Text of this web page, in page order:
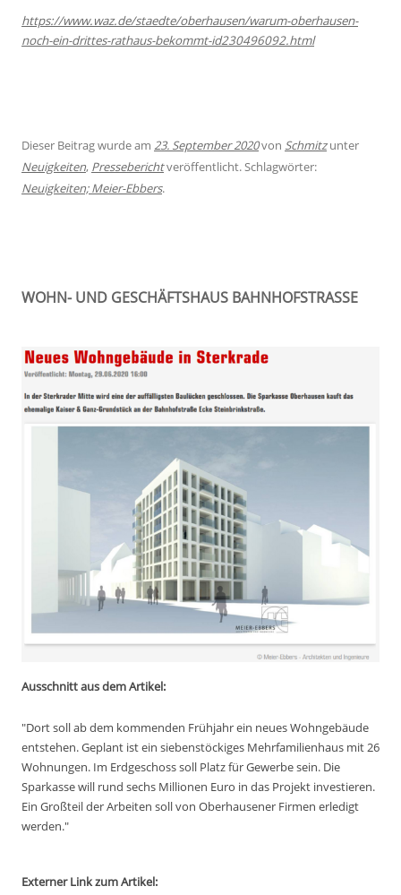
https://www.waz.de/staedte/oberhausen/warum-oberhausen-
noch-ein-drittes-rathaus-bekommt-id230496092.html
Dieser Beitrag wurde am 23. September 2020von Schmitzunter
Neuigkeiten, Presseberichtveröffentlicht. Schlagwörter:
Neuigkeiten; Meier-Ebbers.
WOHN- UND GESCHÄFTSHAUS BAHNHOFSTRASSE
Ausschnitt aus dem Artikel:
"Dort soll ab dem kommenden Frühjahr ein neues Wohngebäude
entstehen. Geplant ist ein siebenstöckiges Mehrfamilienhaus mit 26
Wohnungen. Im Erdgeschoss soll Platz für Gewerbe sein. Die
Sparkasse will rund sechs Millionen Euro in das Projekt investieren.
Ein Großteil der Arbeiten soll von Oberhausener Firmen erledigt
werden."
Externer Link zum Artikel: